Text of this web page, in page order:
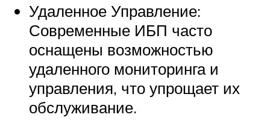
Удаленное Управление:
Современные ИБП часто
оснащены возможностью
удаленного мониторинга и
управления, что упрощает их
обслуживание.